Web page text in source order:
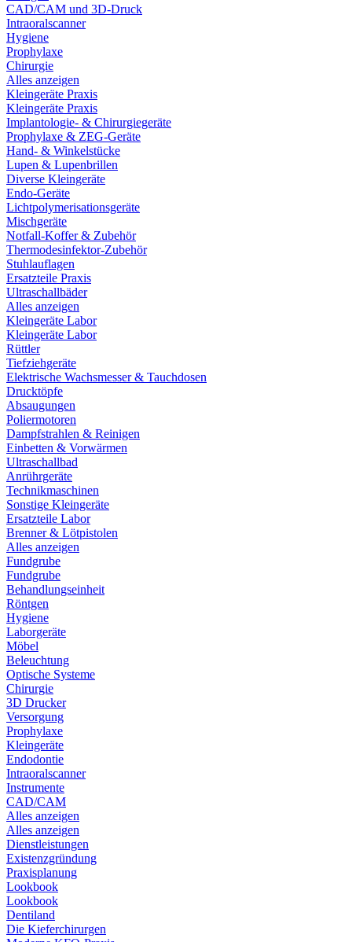
CAD/CAM und 3D-Druck
Intraoralscanner
Hygiene
Prophylaxe
Chirurgie
Alles anzeigen
Kleingeräte Praxis
Kleingeräte Praxis
Implantologie- & Chirurgiegeräte
Prophylaxe & ZEG-Geräte
Hand- & Winkelstücke
Lupen & Lupenbrillen
Diverse Kleingeräte
Endo-Geräte
Lichtpolymerisationsgeräte
Mischgeräte
Notfall-Koffer & Zubehör
Thermodesinfektor-Zubehör
Stuhlauflagen
Ersatzteile Praxis
Ultraschallbäder
Alles anzeigen
Kleingeräte Labor
Kleingeräte Labor
Rüttler
Tiefziehgeräte
Elektrische Wachsmesser & Tauchdosen
Drucktöpfe
Absaugungen
Poliermotoren
Dampfstrahlen & Reinigen
Einbetten & Vorwärmen
Ultraschallbad
Anrührgeräte
Technikmaschinen
Sonstige Kleingeräte
Ersatzteile Labor
Brenner & Lötpistolen
Alles anzeigen
Fundgrube
Fundgrube
Behandlungseinheit
Röntgen
Hygiene
Laborgeräte
Möbel
Beleuchtung
Optische Systeme
Chirurgie
3D Drucker
Versorgung
Prophylaxe
Kleingeräte
Endodontie
Intraoralscanner
Instrumente
CAD/CAM
Alles anzeigen
Alles anzeigen
Dienstleistungen
Existenzgründung
Praxisplanung
Lookbook
Lookbook
Dentiland
Die Kieferchirurgen